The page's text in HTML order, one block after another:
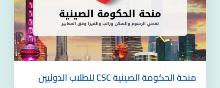
منحة الحكومة الصينية CSC للطلاب الدوليين